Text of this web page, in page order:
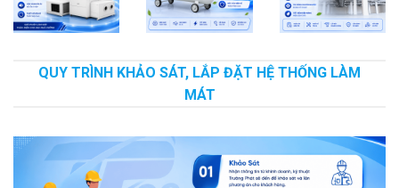
QUY TRÌNH KHẢO SÁT, LẮP ĐẶT HỆ THỐNG LÀM
MÁT